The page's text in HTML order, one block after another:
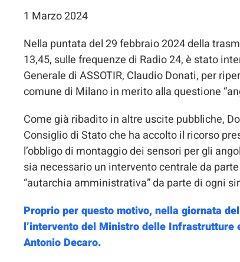
1 Marzo 2024
Nella puntata del 29 febbraio 2024 della
13,45, sulle frequenze di Radio 24, è stato
Generale di ASSOTIR, Claudio Donati, per
comune di Milano in merito alla questione
Come già ribadito in altre uscite pubbliche,
Consiglio di Stato che ha accolto il ricorso
l’obbligo di montaggio dei sensori per gli
sia necessario un intervento centrale da
“autarchia amministrativa” da parte di ogni
Proprio per questo motivo, nella giornata
l’intervento del Ministro delle Infrastrutture
Antonio Decaro.